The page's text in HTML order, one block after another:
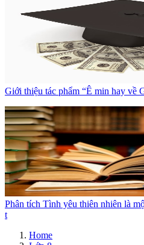
Giới thiệu tác phẩm “Ê min hay về
Phân tích Tình yêu thiên nhiên là
t
Home